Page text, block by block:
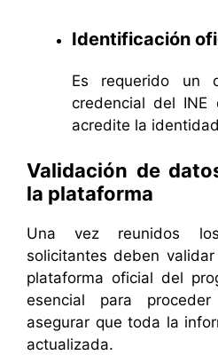
Identificación
Es requerido un
credencial del INE
acredite la
Validación de
la plataforma
Una vez reunidos
solicitantes deben
plataforma oficial del
esencial para
asegurar que toda la
actualizada.